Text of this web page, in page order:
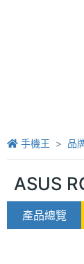
手機王 品
ASUS
產品總覽